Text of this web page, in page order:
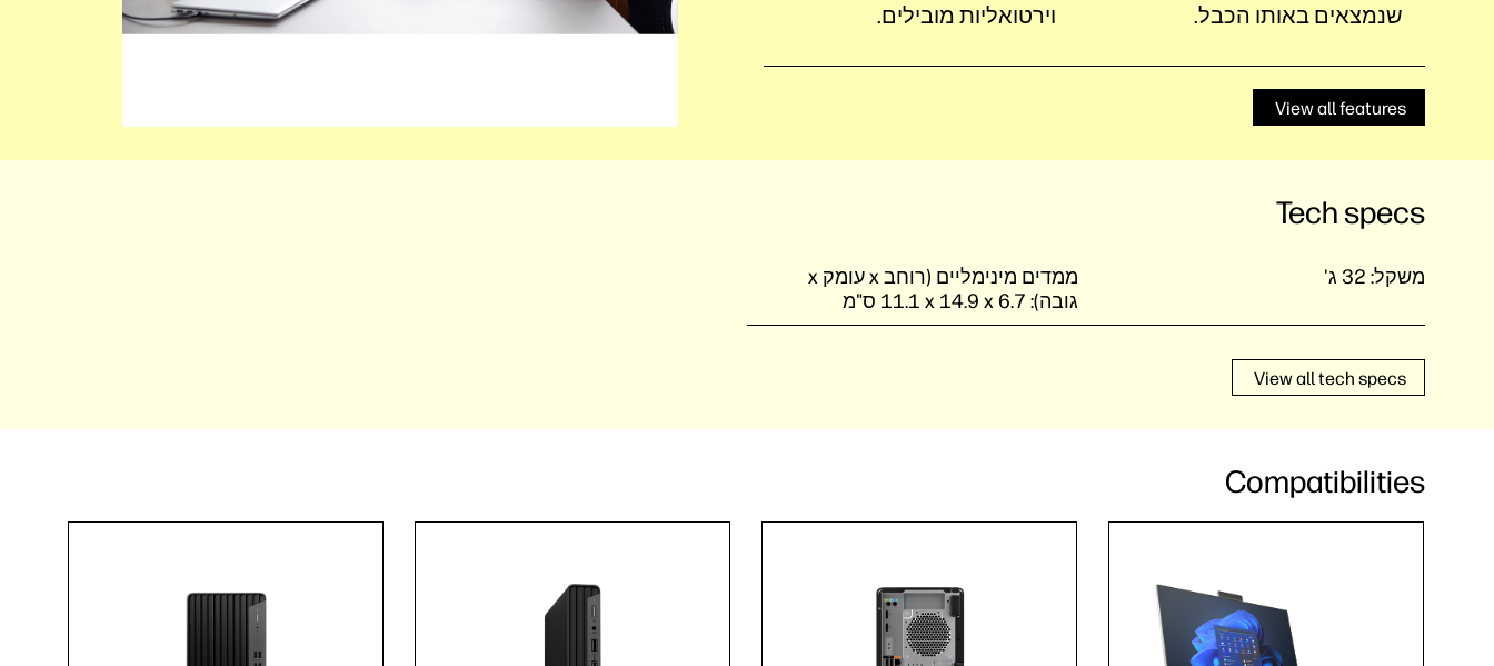
שנמצאים באותו הכבל‎.
וירטואליות מובילים.
View all features
Tech specs
משקל: 32 ג'
ממדים מינימליים (רוחב x עומק x
גובה): ‎11.1 x 14.9 x 6.7 ס"מ
View all tech specs
Compatibilities